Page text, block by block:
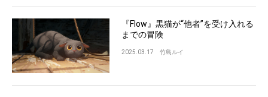
『Flow』黒猫が“他者”を受け入れる
までの冒険
2025.03.17 竹島ルイ